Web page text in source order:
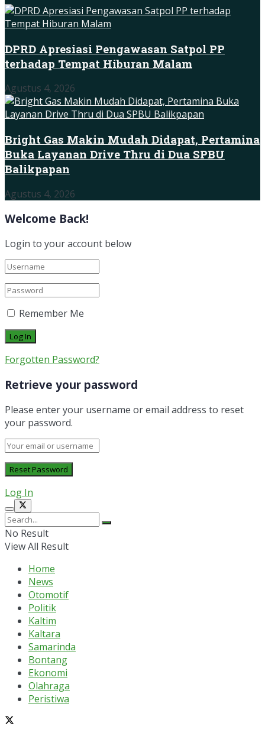
DPRD Apresiasi Pengawasan Satpol PP
terhadap Tempat Hiburan Malam
Agustus 4, 2026
Bright Gas Makin Mudah Didapat, Pertamina
Buka Layanan Drive Thru di Dua SPBU
Balikpapan
Agustus 4, 2026
Welcome Back!
Login to your account below
Remember Me
Forgotten Password?
Retrieve your password
Please enter your username or email address to reset
your password.
Log In
No Result
View All Result
Home
News
Otomotif
Politik
Kaltim
Kaltara
Samarinda
Bontang
Ekonomi
Olahraga
Peristiwa